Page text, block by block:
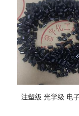
用料
注塑级 光学级 电